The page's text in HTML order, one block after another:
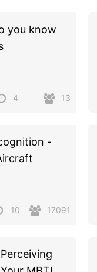
you know
4 13
-
10 17091